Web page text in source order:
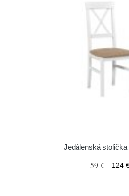
Jedálenská stolička
59 € 124 €